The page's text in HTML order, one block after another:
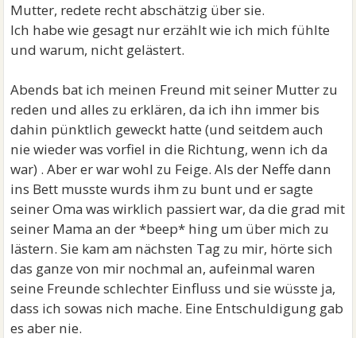
Mutter, redete recht abschätzig über sie.
Ich habe wie gesagt nur erzählt wie ich mich fühlte
und warum, nicht gelästert.
Abends bat ich meinen Freund mit seiner Mutter zu
reden und alles zu erklären, da ich ihn immer bis
dahin pünktlich geweckt hatte (und seitdem auch
nie wieder was vorfiel in die Richtung, wenn ich da
war) . Aber er war wohl zu Feige. Als der Neffe dann
ins Bett musste wurds ihm zu bunt und er sagte
seiner Oma was wirklich passiert war, da die grad mit
seiner Mama an der *beep* hing um über mich zu
lästern. Sie kam am nächsten Tag zu mir, hörte sich
das ganze von mir nochmal an, aufeinmal waren
seine Freunde schlechter Einfluss und sie wüsste ja,
dass ich sowas nich mache. Eine Entschuldigung gab
es aber nie.